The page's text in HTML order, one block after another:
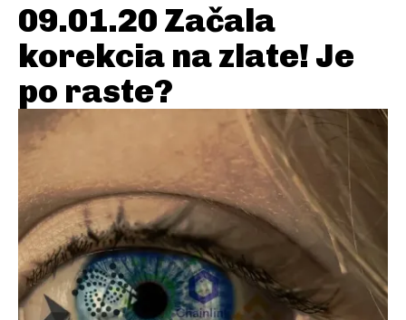
09.01.20 Začala
korekcia na zlate! Je
po raste?